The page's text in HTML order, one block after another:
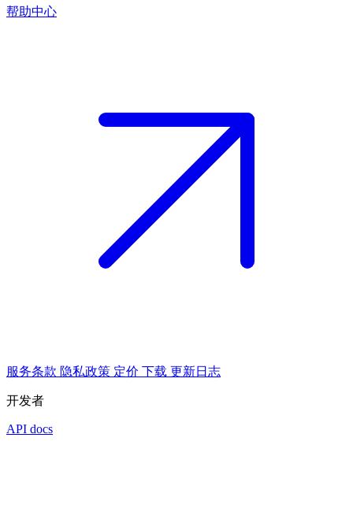
帮助中心
服务条款 隐私政策 定价 下载 更新日志
开发者
API docs